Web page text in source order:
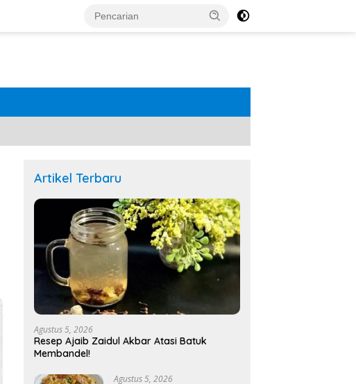
Artikel Terbaru
Agustus 5, 2026
Resep Ajaib Zaidul Akbar Atasi Batuk
Membandel!
Agustus 5, 2026